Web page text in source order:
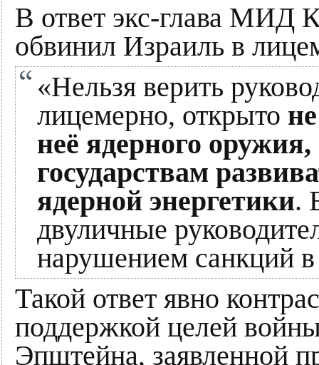
В ответ экс-глава МИД
обвинил Израиль в
«Нельзя верить
лицемерно, открыто
неё ядерного
государствам
ядерной энергетики.
двуличные
нарушением санкций
Такой ответ явно
поддержкой целей
Эпштейна, заявленной